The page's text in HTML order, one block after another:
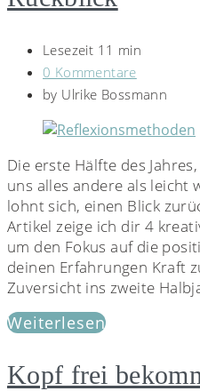
Lesezeit 11 min
0 Kommentare
by Ulrike Bossmann
Die erste Hälfte des
uns alles andere als leicht
lohnt sich, einen Blick
Artikel zeige ich dir 4
um den Fokus auf die
deinen Erfahrungen Kraft
Zuversicht ins zweite
Weiterlesen
Kopf frei